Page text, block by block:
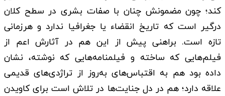
کند؛ چون مضمونش چنان با صفات بشری در سطح کلان
درگیر است که تاریخ انقضاء یا جغرافیا ندارد و هرزمانی
تازه است. براهنی پیش از این هم در آثارش اعم از
فیلم‌‌هایی که ساخته و فیلمنامه‌‌هایی که نوشته، نشان
داده بود هم به اقتباس‌‌های به‌‌روز از تراژدی‌‌های قدیمی
علاقه دارد؛ هم در دل جنایت‌‌ها در تلاش است برای کاویدن